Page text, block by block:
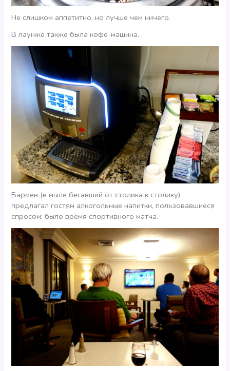
Не слишком аппетитно, но лучше чем ничего.
В лаунже также была кофе-машина.
Бармен (в мыле бегавший от столика к столику)
предлагал гостям алкогольные напитки, пользовавшиеся
спросом: было время спортивного матча.